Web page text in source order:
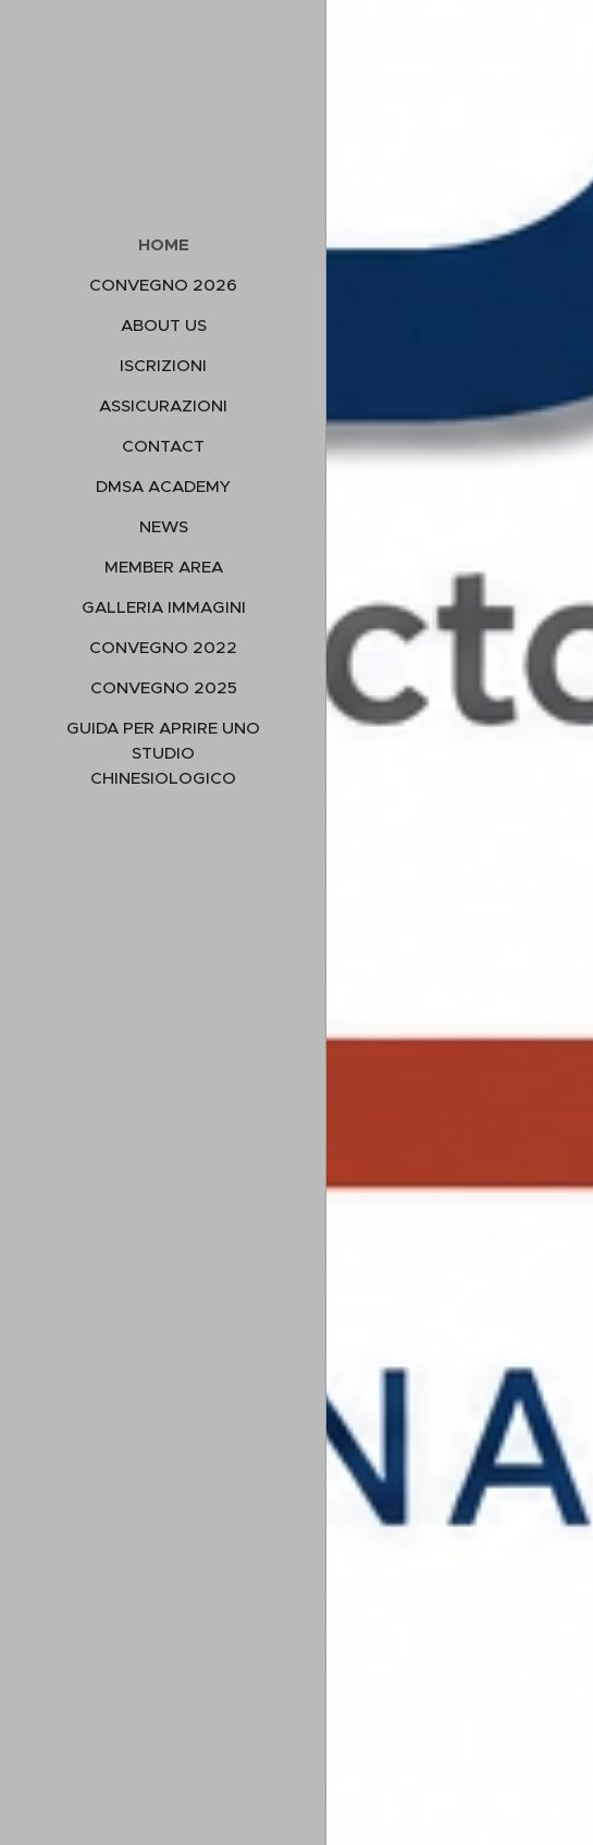
HOME
CONVEGNO 2026
ABOUT US
ISCRIZIONI
ASSICURAZIONI
CONTACT
DMSA ACADEMY
NEWS
MEMBER AREA
GALLERIA IMMAGINI
CONVEGNO 2022
CONVEGNO 2025
GUIDA PER APRIRE UNO
STUDIO
CHINESIOLOGICO